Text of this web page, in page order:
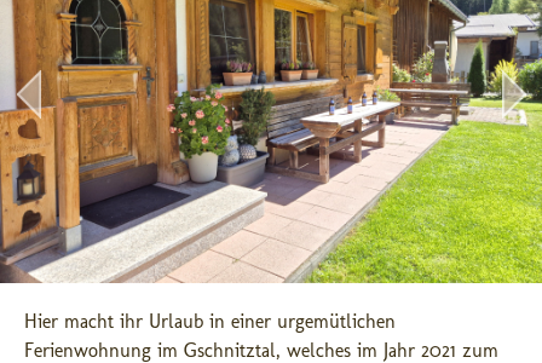
Hier macht ihr Urlaub in einer urgemütlichen
Ferienwohnung im Gschnitztal, welches im Jahr 2021 zum